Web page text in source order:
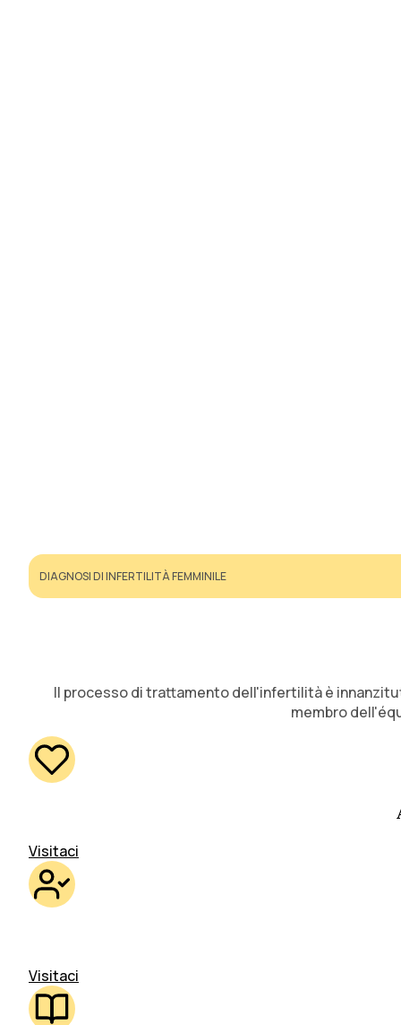
DIAGNOSI DI INFERTILITÀ FEMMINILE
Il processo di trattamento dell'infertilità è
membro
Visitaci
Visitaci